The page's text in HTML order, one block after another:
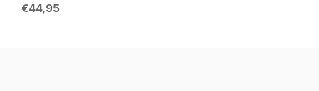
€44,95